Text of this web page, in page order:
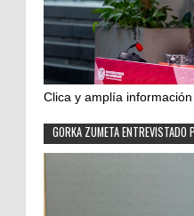
Clica y amplía información
GORKA ZUMETA ENTREVISTADO